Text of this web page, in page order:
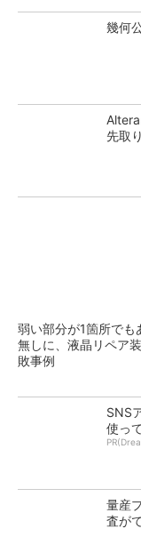
幾何
先取
弱い部分が1箇所でも
無しに、液晶リペア
敗事例
SNS
使っ
量産
査が